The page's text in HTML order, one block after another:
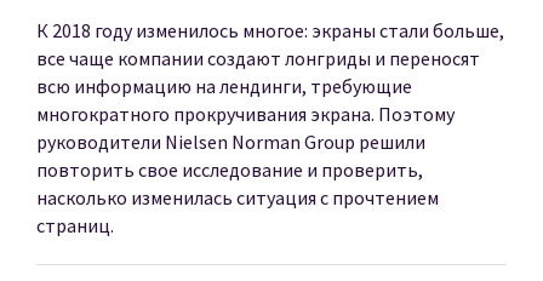
К 2018 году изменилось многое: экраны стали больше,
все чаще компании создают лонгриды и переносят
всю информацию на лендинги, требующие
многократного прокручивания экрана. Поэтому
руководители Nielsen Norman Group решили
повторить свое исследование и проверить,
насколько изменилась ситуация с прочтением
страниц.